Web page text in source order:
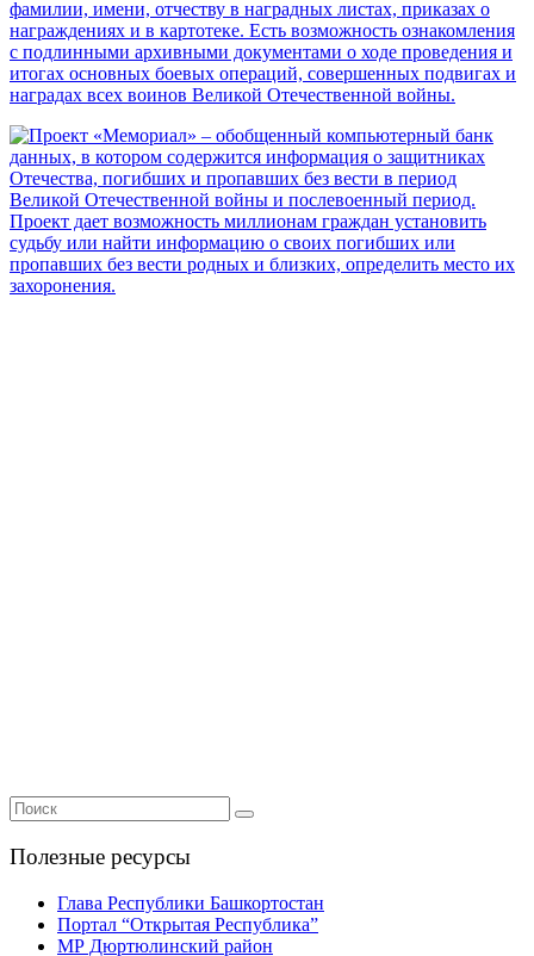
Полезные ресурсы
Глава Республики Башкортостан
Портал “Открытая Республика”
МР Дюртюлинский район